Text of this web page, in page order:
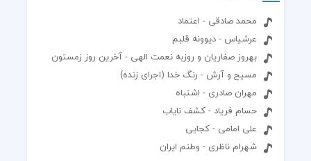
محمد صادقی - اعتماد
عرشیاس - دیوونه قلبم
بهروز صفاریان و روزبه نعمت الهی - آخرین روز زمستون
مسیح و آرش - رنگ خدا (اجرای زنده)
مهران صادری - اشتباه
حسام فریاد - کشف نایاب
علی امامی - کجایی
شهرام ناظری - وطنم ایران